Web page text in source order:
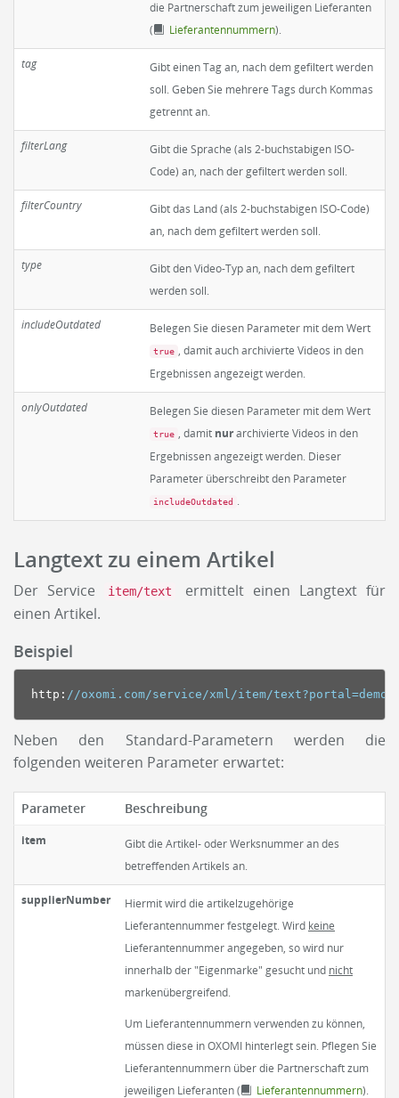
die Partnerschaft zum jeweiligen Lieferanten
(
Lieferantennummern).
tag
Gibt einen Tag an, nach dem gefiltert werden
soll. Geben Sie mehrere Tags durch Kommas
getrennt an.
filterLang
Gibt die Sprache (als 2-buchstabigen ISO-
Code) an, nach der gefiltert werden soll.
filterCountry
Gibt das Land (als 2-buchstabigen ISO-Code)
an, nach dem gefiltert werden soll.
type
Gibt den Video-Typ an, nach dem gefiltert
werden soll.
includeOutdated Belegen Sie diesen Parameter mit dem Wert
true
, damit auch archivierte Videos in den
Ergebnissen angezeigt werden.
onlyOutdated Belegen Sie diesen Parameter mit dem Wert
true , damit nurarchivierte Videos in den
Ergebnissen angezeigt werden. Dieser
Parameter überschreibt den Parameter
includeOutdated
Langtext zu einem Artikel
Der Service item/text
ermittelt einen Langtext für
einen Artikel.
Beispiel
http : //oxomi.com/service/xml/item/
Neben den Standard-Parametern werden die
folgenden weiteren Parameter erwartet:
Parameter Beschreibung
item
Gibt die Artikel- oder Werksnummer an des
betreffenden Artikels an.
supplierNumber
Hiermit wird die artikelzugehörige
Lieferantennummer festgelegt. Wird keine
Lieferantennummer angegeben, so wird nur
innerhalb der "Eigenmarke" gesucht und nicht
markenübergreifend.
Um Lieferantennummern verwenden zu können,
müssen diese in OXOMI hinterlegt sein. Pflegen Sie
Lieferantennummern über die Partnerschaft zum
jeweiligen Lieferanten (
Lieferantennummern).